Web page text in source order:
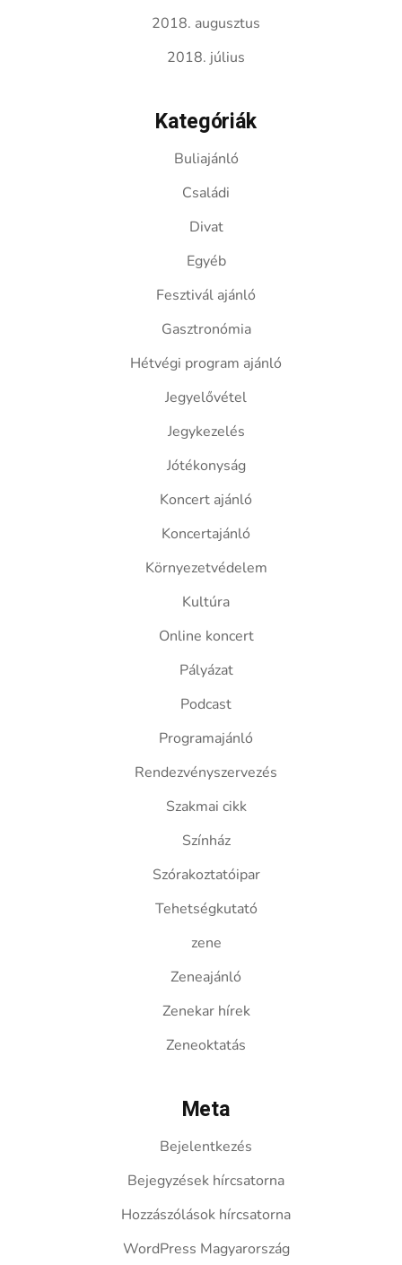
2018. augusztus
2018. július
Kategóriák
Buliajánló
Családi
Divat
Egyéb
Fesztivál ajánló
Gasztronómia
Hétvégi program ajánló
Jegyelővétel
Jegykezelés
Jótékonyság
Koncert ajánló
Koncertajánló
Környezetvédelem
Kultúra
Online koncert
Pályázat
Podcast
Programajánló
Rendezvényszervezés
Szakmai cikk
Színház
Szórakoztatóipar
Tehetségkutató
zene
Zeneajánló
Zenekar hírek
Zeneoktatás
Meta
Bejelentkezés
Bejegyzések hírcsatorna
Hozzászólások hírcsatorna
WordPress Magyarország